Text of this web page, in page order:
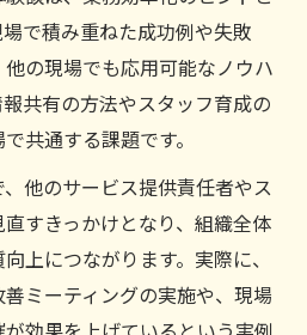
るサービス提供責任者の体
任者が実践する働き方改善
で積み重ねた成功例や失敗
の現場でも応用可能なノウハ
共有の方法やスタッフ育成の
共通する課題です。
他のサービス提供責任者やス
すきっかけとなり、組織全体
上につながります。実際に、
ミーティングの実施や、現場